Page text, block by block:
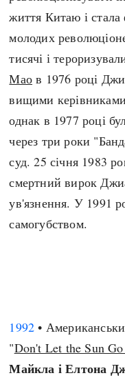
життя Китаю і
молодих
тисячі і
Мао в 1976 році
вищими
однак в 1977 році
через три роки
суд. 25 січня 1983
смертний вирок
ув'язнення. У 1991
самогубством.
1992 •
"Don't Let the Sun
Майкла і Елтона